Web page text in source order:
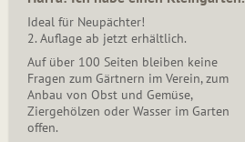
Ideal für Neupächter!
2. Auflage ab jetzt erhältlich.
Auf über 100 Seiten bleiben keine
Fragen zum Gärtnern im Verein, zum
Anbau von Obst und Gemüse,
Ziergehölzen oder Wasser im Garten
offen.